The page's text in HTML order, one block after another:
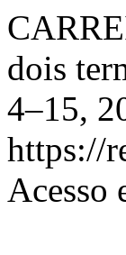
dois
4–15,
https://
Acesso